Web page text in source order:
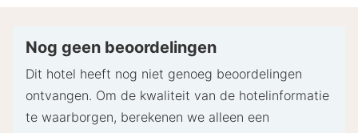
pinpas of borgsom in contanten te verstrekken
Speciale verzoeken worden onder voorbehoud van
beschikbaarheid bij het inchecken ingewilligd.
Hiervoor kunnen extra kosten in rekening worden
Nog geen beoordelingen
Dit hotel heeft nog niet genoeg beoordelingen
ontvangen. Om de kwaliteit van de hotelinformatie
te waarborgen, berekenen we alleen een